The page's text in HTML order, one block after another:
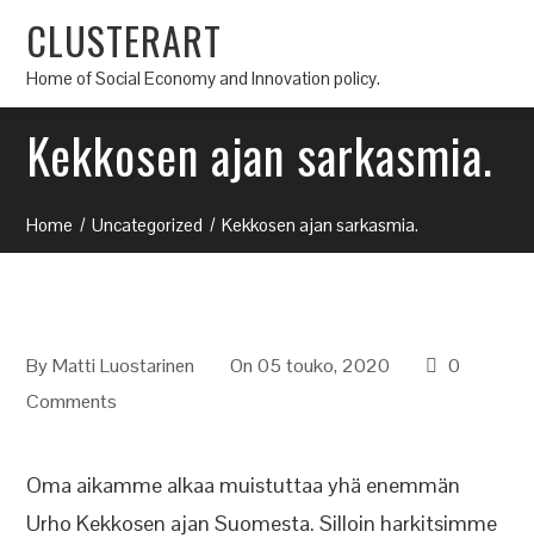
CLUSTERART
Home of Social Economy and Innovation policy.
Kekkosen ajan sarkasmia.
Home Uncategorized Kekkosen ajan sarkasmia.
ByMatti Luostarinen On 05 touko, 2020
0
Comments
Oma aikamme alkaa muistuttaa yhä enemmän
Urho Kekkosen ajan Suomesta. Silloin harkitsimme